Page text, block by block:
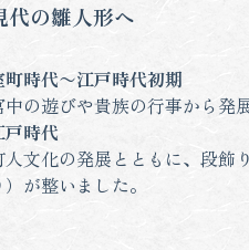
代の雛人形へ
町時代〜江戸時代初期
中の遊びや貴族の行事から発
戸時代
人文化の発展とともに、段飾
）が整いました。